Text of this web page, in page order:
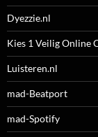
Dyezzie.nl
Kies 1 Veilig Online
Luisteren.nl
mad-Beatport
mad-Spotify